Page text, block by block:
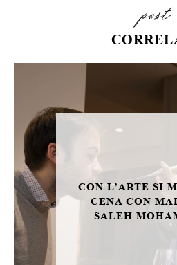
post
CON L’ARTE SI
CENA CON
SALEH